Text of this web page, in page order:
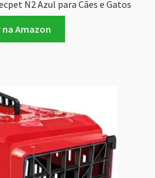
N2 Azul para Cães e Gatos
na Amazon